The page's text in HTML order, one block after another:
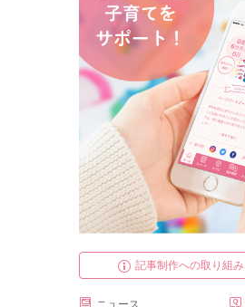
記事制作への取り組み
ニュース